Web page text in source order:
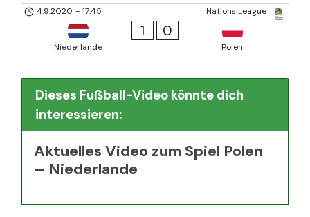
Nations League
4.9.2020 - 17:45
Niederlande
1 0
Polen
Dieses Fußball-Video könnte dich
interessieren:
Aktuelles Video zum Spiel Polen
– Niederlande